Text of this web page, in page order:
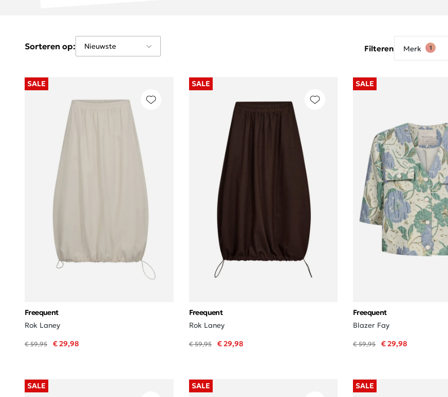
Filteren Merk 1
Sorteren op:
SALE
Freequent
Rok Laney
€ 59,95 € 29,98
SALE
Freequent
Rok Laney
€ 59,95 € 29,98
SALE
Freequent
Blazer Fay
€ 59,95 € 29,98
SALE SALE SALE